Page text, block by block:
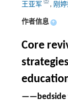
王亚军 , 刚
作者信息 +
Core
——bedside